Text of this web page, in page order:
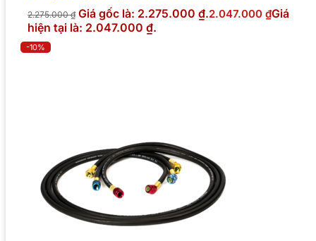
2.275.000₫ Giá gốc là: 2.275.000 ₫.2.047.000 ₫Giá
hiện tại là: 2.047.000 ₫.
-10%